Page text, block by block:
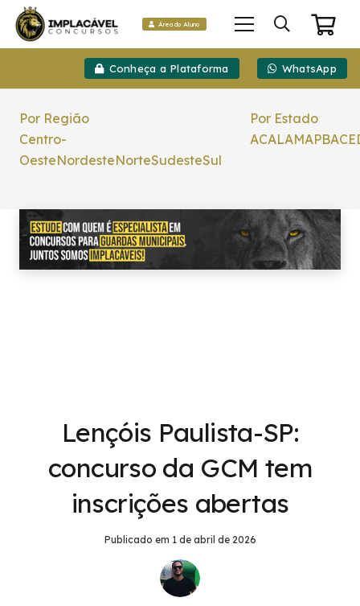
Área do Aluno
Conheça a Plataforma WhatsApp
Por Região
Centro-
OesteNordesteNorteSudesteSul
Por Estado
ACALAMAPBACE
Lençóis Paulista-SP:
concurso da GCM tem
inscrições abertas
Publicado em 1 de abril de 2026